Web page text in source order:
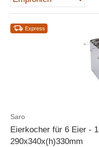
Express
Saro
Eierkocher für 6 Eier -
290x340x(h)330mm